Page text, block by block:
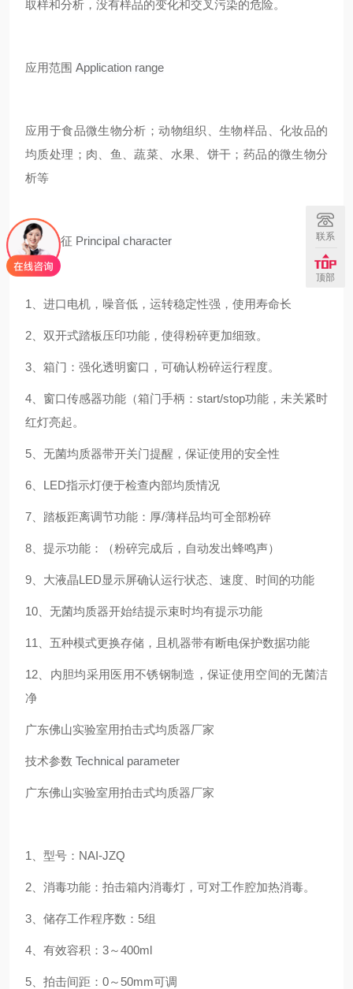
取样和分析，没有样品的变化和交叉污染的危险。
应用范围 Application range
应用于食品微生物分析；动物组织、生物样品、化妆品的
均质处理；肉、鱼、蔬菜、水果、饼干；药品的微生物分
析等
主要特征 Principal character
1、进口电机，噪音低，运转稳定性强，使用寿命长
2、双开式踏板压印功能，使得粉碎更加细致。
3、箱门：强化透明窗口，可确认粉碎运行程度。
4、窗口传感器功能（箱门手柄：start/stop功能，未关紧时
红灯亮起。
5、无菌均质器带开关门提醒，保证使用的安全性
6、LED指示灯便于检查内部均质情况
7、踏板距离调节功能：厚/薄样品均可全部粉碎
8、提示功能：（粉碎完成后，自动发出蜂鸣声）
9、大液晶LED显示屏确认运行状态、速度、时间的功能
10、无菌均质器开始结提示束时均有提示功能
11、五种模式更换存储，且机器带有断电保护数据功能
12、内胆均采用医用不锈钢制造，保证使用空间的无菌洁
净
广东佛山实验室用拍击式均质器厂家
技术参数 Technical parameter
广东佛山实验室用拍击式均质器厂家
1、型号：NAI-JZQ
2、消毒功能：拍击箱内消毒灯，可对工作腔加热消毒。
3、储存工作程序数：5组
4、有效容积：3～400ml
5、拍击间距：0～50mm可调
联系
顶部